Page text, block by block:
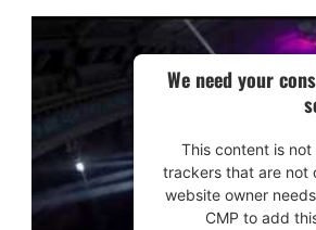
We need your
This content is
trackers that are not
website owner
CMP to add